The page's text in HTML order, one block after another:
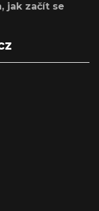
jak začít se